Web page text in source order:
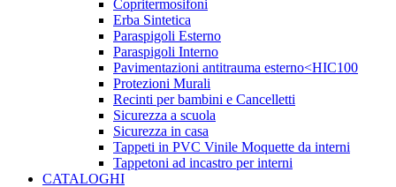
Copritermosifoni
Erba Sintetica
Paraspigoli Esterno
Paraspigoli Interno
Pavimentazioni antitrauma esterno<HIC100
Protezioni Murali
Recinti per bambini e Cancelletti
Sicurezza a scuola
Sicurezza in casa
Tappeti in PVC Vinile Moquette da interni
Tappetoni ad incastro per interni
CATALOGHI